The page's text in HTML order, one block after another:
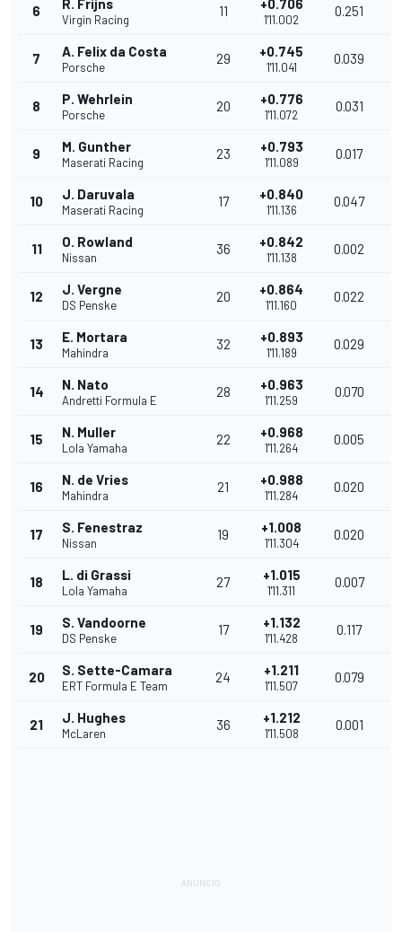
6 R. Frijns
Virgin Racing
11 +0.706
1'11.002
0.251
7 A. Felix da Costa
Porsche
29 +0.745
1'11.041
0.039
8 P. Wehrlein
Porsche
20 +0.776
1'11.072
0.031
9 M. Gunther
Maserati Racing
23 +0.793
1'11.089
0.017
10 J. Daruvala
Maserati Racing
17 +0.840
1'11.136
0.047
11 O. Rowland
Nissan
36 +0.842
1'11.138
0.002
12 J. Vergne
DS Penske
20 +0.864
1'11.160
0.022
13 E. Mortara
Mahindra
32 +0.893
1'11.189
0.029
14 N. Nato
Andretti Formula E
28 +0.963
1'11.259
0.070
15 N. Muller
Lola Yamaha
22 +0.968
1'11.264
0.005
16 N. de Vries
Mahindra
21 +0.988
1'11.284
0.020
17 S. Fenestraz
Nissan
19 +1.008
1'11.304
0.020
18 L. di Grassi
Lola Yamaha
27 +1.015
1'11.311
0.007
19 S. Vandoorne
DS Penske
17 +1.132
1'11.428
0.117
20 S. Sette-Camara
ERT Formula E Team
24 +1.211
1'11.507
0.079
21 J. Hughes
McLaren
36 +1.212
1'11.508
0.001